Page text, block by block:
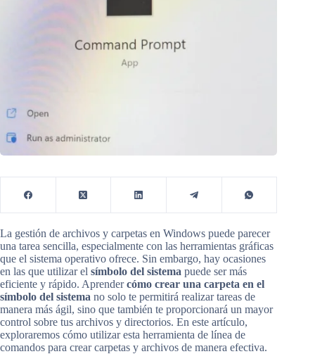
La gestión de archivos y carpetas en Windows puede parecer
una tarea sencilla, especialmente con las herramientas gráficas
que el sistema operativo ofrece. Sin embargo, hay ocasiones
en las que utilizar el símbolo del sistema puede ser más
eficiente y rápido. Aprendercómo crear una carpeta en el
símbolo del sistema no solo te permitirá realizar tareas de
manera más ágil, sino que también te proporcionará un mayor
control sobre tus archivos y directorios. En este artículo,
exploraremos cómo utilizar esta herramienta de línea de
comandos para crear carpetas y archivos de manera efectiva.